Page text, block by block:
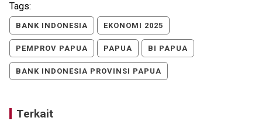
Tags:
BANK INDONESIA EKONOMI 2025
PEMPROV PAPUA PAPUA BI PAPUA
BANK INDONESIA PROVINSI PAPUA
Terkait